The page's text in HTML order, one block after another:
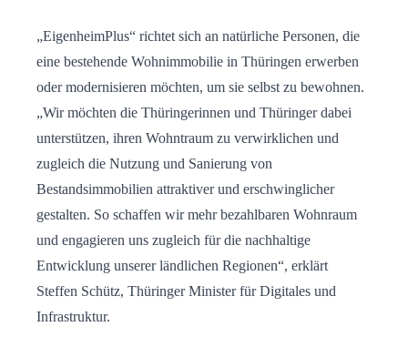
„EigenheimPlus“ richtet sich an natürliche Personen, die
eine bestehende Wohnimmobilie in Thüringen erwerben
oder modernisieren möchten, um sie selbst zu bewohnen.
„Wir möchten die Thüringerinnen und Thüringer dabei
unterstützen, ihren Wohntraum zu verwirklichen und
zugleich die Nutzung und Sanierung von
Bestandsimmobilien attraktiver und erschwinglicher
gestalten. So schaffen wir mehr bezahlbaren Wohnraum
und engagieren uns zugleich für die nachhaltige
Entwicklung unserer ländlichen Regionen“, erklärt
Steffen Schütz, Thüringer Minister für Digitales und
Infrastruktur.